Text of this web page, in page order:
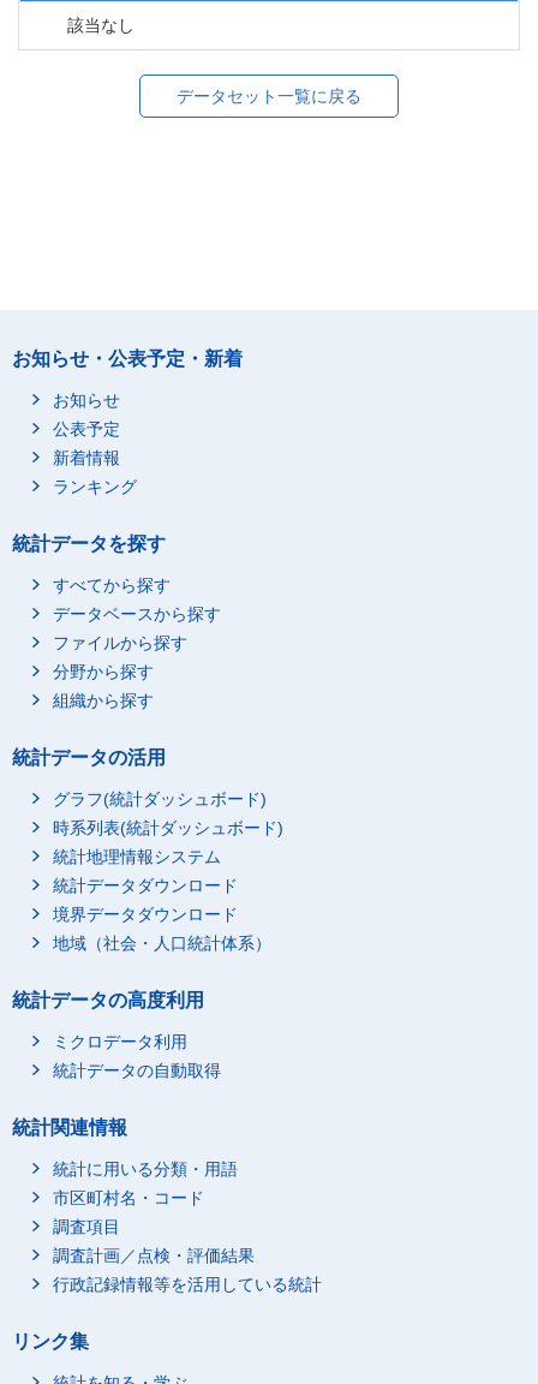
該当なし
データセット一覧に戻る
お知らせ・公表予定・新着
お知らせ
公表予定
新着情報
ランキング
統計データを探す
すべてから探す
データベースから探す
ファイルから探す
分野から探す
組織から探す
統計データの活用
グラフ(統計ダッシュボード)
時系列表(統計ダッシュボード)
統計地理情報システム
統計データダウンロード
境界データダウンロード
地域（社会・人口統計体系）
統計データの高度利用
ミクロデータ利用
統計データの自動取得
統計関連情報
統計に用いる分類・用語
市区町村名・コード
調査項目
調査計画／点検・評価結果
行政記録情報等を活用している統計
リンク集